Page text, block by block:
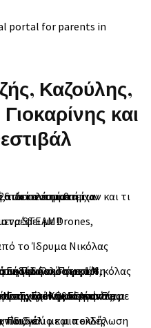
portal for parents in
Καζούλης,
και